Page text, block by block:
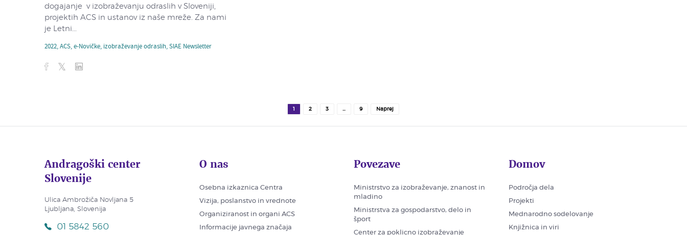
dogajanje v izobraževanju odraslih v Sloveniji,
projektih ACS in ustanov iz naše mreže. Za nami
je Letni...
2022,ACS,e-Novičke, izobraževanje odraslih,SIAE Newsletter
1 2 3 … 9 Naprej
Andragoški center
Slovenije
Ulica Ambrožiča Novljana 5
Ljubljana, Slovenija
01 5842 560
O nas
Osebna izkaznica Centra
Vizija, poslanstvo in vrednote
Organiziranost in organi ACS
Informacije javnega značaja
Povezave
Ministrstvo za izobraževanje, znanost in
mladino
Ministrstva za gospodarstvo, delo in
šport
Center za poklicno izobraževanje
Domov
Področja dela
Projekti
Mednarodno sodelovanje
Knjižnica in viri